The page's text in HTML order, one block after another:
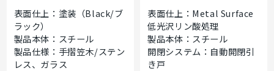
表面仕上：塗装（Black/ブ
ラック）
製品本体：スチール
製品仕様：手摺笠木/ステン
レス、ガラス
表面仕上：Metal Surface
低光沢リン酸処理
製品本体：スチール
開閉システム：自動開閉引
き戸